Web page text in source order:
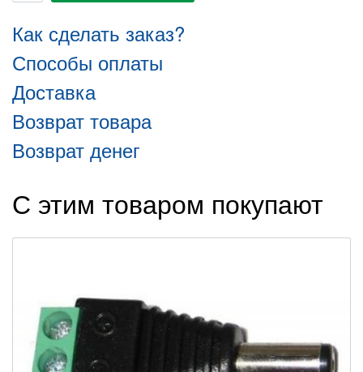
Как сделать заказ?
Способы оплаты
Доставка
Возврат товара
Возврат денег
С этим товаром покупают